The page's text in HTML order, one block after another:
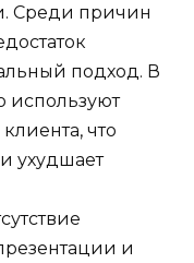
Среди причин
подход. В
используют
что
ухудшает
и